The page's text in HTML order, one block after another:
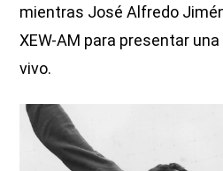
mientras José Alfredo
XEW-AM para presentar
vivo.